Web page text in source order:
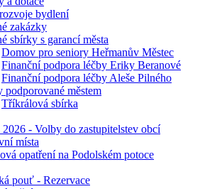
bydlení
zakázky
sbírky s garancí města
Domov pro seniory Heřmanův Městec
Finanční podpora léčby Eriky Beranové
Finanční podpora léčby Aleše Pilného
podporované městem
Tříkrálová sbírka
- Volby do zastupitelstev obcí
místa
opatření na Podolském potoce
pouť - Rezervace